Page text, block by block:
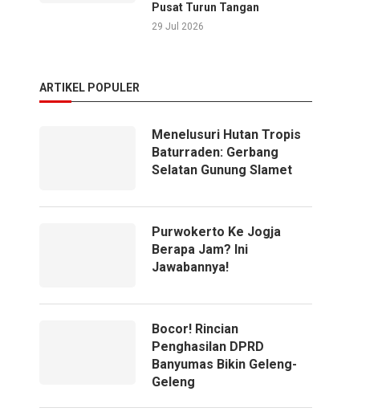
Pusat Turun Tangan
29 Jul 2026
ARTIKEL POPULER
Menelusuri Hutan Tropis
Baturraden: Gerbang
Selatan Gunung Slamet
Purwokerto Ke Jogja
Berapa Jam? Ini
Jawabannya!
Bocor! Rincian
Penghasilan DPRD
Banyumas Bikin Geleng-
Geleng